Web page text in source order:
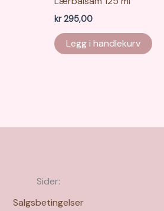
kr295,00
Legg i handlekurv
Sider:
Salgsbetingelser